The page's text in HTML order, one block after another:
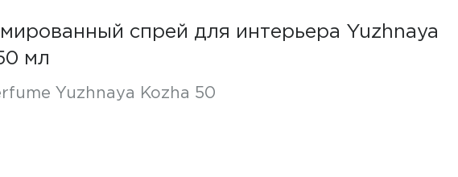
спрей для интерьера Yuzhnaya
мл
Yuzhnaya Kozha 50